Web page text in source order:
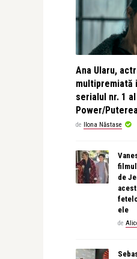
Ana Ularu,
multipremiată
serialul nr. 1
Power/
de Ilona Năstase
de
ele
de